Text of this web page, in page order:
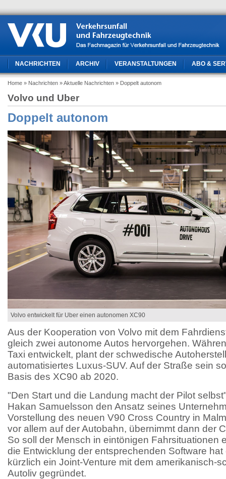
NACHRICHTEN ARCHIV VERANSTALTUNGEN ABO &
Home » Nachrichten » Aktuelle Nachrichten » Doppelt autonom
Volvo und Uber
Doppelt autonom
Volvo entwickelt für Uber einen autonomen XC90
Aus der Kooperation von Volvo mit dem
gleich zwei autonome Autos hervorgehen.
Taxi entwickelt, plant der schwedische
automatisiertes Luxus-SUV. Auf der Straße sein
Basis des XC90 ab 2020.
"Den Start und die Landung macht der Pilot
Hakan Samuelsson den Ansatz seines
Vorstellung des neuen V90 Cross Country in
vor allem auf der Autobahn, übernimmt dann der
So soll der Mensch in eintönigen Fahrsituationen
die Entwicklung der entsprechenden Software hat
kürzlich ein Joint-Venture mit dem amerikanisch-
Autoliv gegründet.